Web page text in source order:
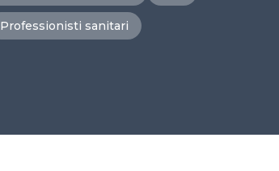
Professionisti sanitari